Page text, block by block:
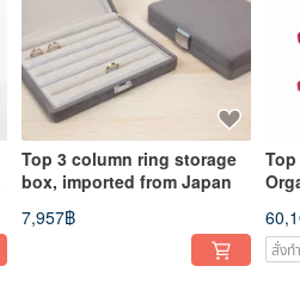
Top 3 column ring storage
box, imported from Japan
7,957฿
สั่งท